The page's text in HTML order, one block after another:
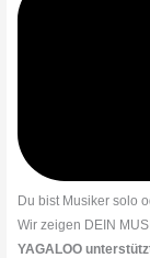
Du bist Musiker solo
Wir zeigen DEIN
YAGALOO